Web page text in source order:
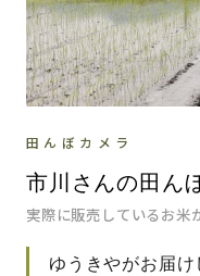
田んぼカメラ
市川さんの田ん
実際に販売しているお米
ゆうきやがお届